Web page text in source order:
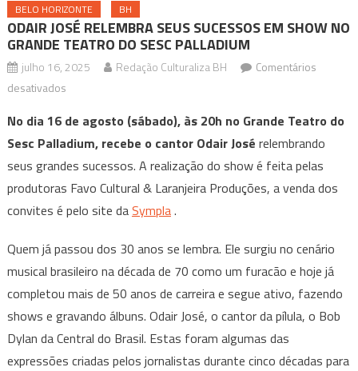
BELO HORIZONTE BH
ODAIR JOSÉ RELEMBRA SEUS SUCESSOS EM SHOW NO
GRANDE TEATRO DO SESC PALLADIUM
julho 16, 2025 Redação Culturaliza BH
Comentários
desativadosem
JOSÉ
RELEMBRA
SEUS
SUCESSOS
EM
NO
GRANDE
TEATRO
SESC
PALLADIUM
No dia 16 de agosto (sábado), às 20h no Grande Teatro do
Sesc Palladium, recebe o cantor Odair José relembrando
seus grandes sucessos. A realização do show é feita pelas
produtoras Favo Cultural & Laranjeira Produções, a venda dos
convites é pelo site daSympla.
Quem já passou dos 30 anos se lembra. Ele surgiu no cenário
musical brasileiro na década de 70 como um furacão e hoje já
completou mais de 50 anos de carreira e segue ativo, fazendo
shows e gravando álbuns. Odair José, o cantor da pílula, o Bob
Dylan da Central do Brasil. Estas foram algumas das
expressões criadas pelos jornalistas durante cinco décadas para